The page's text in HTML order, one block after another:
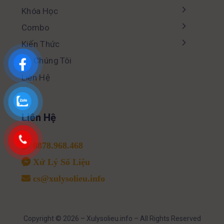
Khóa Học
Combo
Kiến Thức
Về Chúng Tôi
Liên Hệ
Liên Hệ
0878.968.468
Xử Lý Số Liệu
cs@xulysolieu.info
Copyright © 2026 – Xulysolieu.info – All Rights Reserved